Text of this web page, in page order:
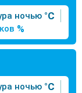
°C
%
°C